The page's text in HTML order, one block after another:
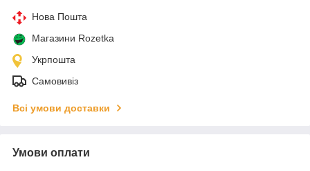
Нова Пошта
Магазини Rozetka
Укрпошта
Самовивіз
Всі умови доставки
Умови оплати